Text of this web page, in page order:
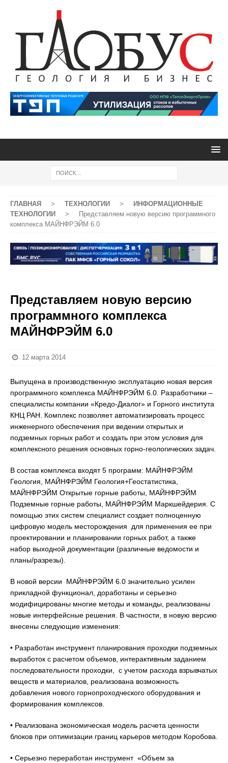
ГЛАВНАЯ > ТЕХНОЛОГИИ >
ИНФОРМАЦИОННЫЕ
ТЕХНОЛОГИИ
>
Представляем новую версию программного
комплекса МАЙНФРЭЙМ 6.0
Представляем новую версию
программного комплекса
МАЙНФРЭЙМ 6.0
12 марта 2014
Выпущена в производственную эксплуатацию новая версия
программного комплекса МАЙНФРЭЙМ 6.0. Разработчики –
специалисты компании «Кредо-Диалог» и Горного института
КНЦ РАН. Комплекс позволяет автоматизировать процесс
инженерного обеспечения при ведении открытых и
подземных горных работ и создать при этом условия для
комплексного решения основных горно-геологических задач.
В состав комплекса входят 5 программ: МАЙНФРЭЙМ
Геология, МАЙНФРЭЙМ Геология+Геостатистика,
МАЙНФРЭЙМ Открытые горные работы, МАЙНФРЭЙМ
Подземные горные работы, МАЙНФРЭЙМ Маркшейдерия. С
помощью этих систем специалист создает полноценную
цифровую модель месторождения для применения ее при
проектировании и планировании горных работ, а также
набор выходной документации (различные ведомости и
планы/разрезы).
В новой версии МАЙНФРЭЙМ 6.0 значительно усилен
прикладной функционал, доработаны и серьезно
модифицированы многие методы и команды, реализованы
новые интерфейсные решения. В частности, в новую версию
внесены следующие изменения:
• Разработан инструмент планирования проходки подземных
выработок с расчетом объемов, интерактивным заданием
последовательности проходки, с учетом расхода взрывчатых
веществ и материалов, реализована возможность
добавления нового горнопроходческого оборудования и
формирования комплексов.
• Реализована экономическая модель расчета ценности
блоков при оптимизации границ карьеров методом Коробова.
• Серьезно переработан инструмент «Объем за